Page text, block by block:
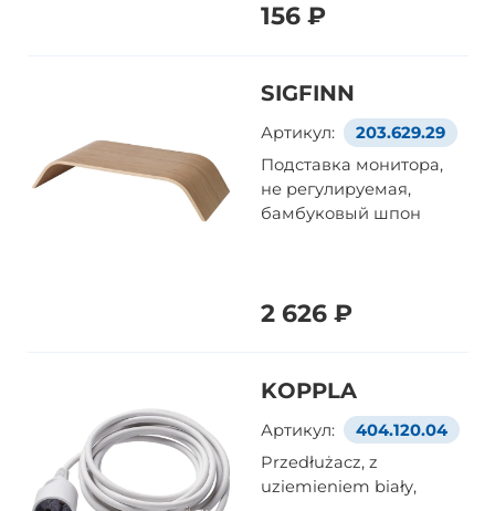
156 ₽
SIGFINN
Артикул:
203.629.29
Подставка монитора,
не регулируемая,
бамбуковый шпон
2 626 ₽
KOPPLA
Артикул:
404.120.04
Przedłużacz, z
uziemieniem biały,